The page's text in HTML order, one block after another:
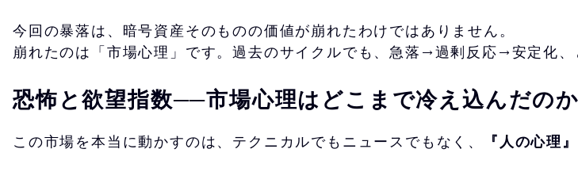
今回の暴落は、暗号資産そのものの価値が崩れたわけではありません。
崩れたのは「市場心理」です。過去のサイクルでも、急落→過剰反応→安定化
恐怖と欲望指数──市場心理はどこまで冷え込んだのか
この市場を本当に動かすのは、テクニカルでもニュースでもなく、 『人の心理』